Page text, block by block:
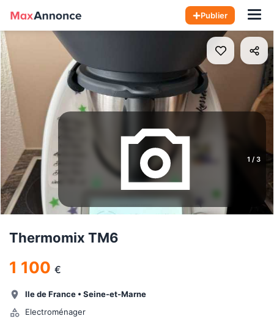
Publier
1 / 3
Thermomix TM6
1 100 €
Ile de France • Seine-et-Marne
Electroménager